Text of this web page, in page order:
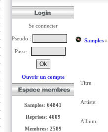
Se connecter
Pseudo :
Passe :
Ouvrir un compte
Samples: 64841
Reprises: 4009
Membres: 2589
Samples»
Titre:
Artiste:
Album: